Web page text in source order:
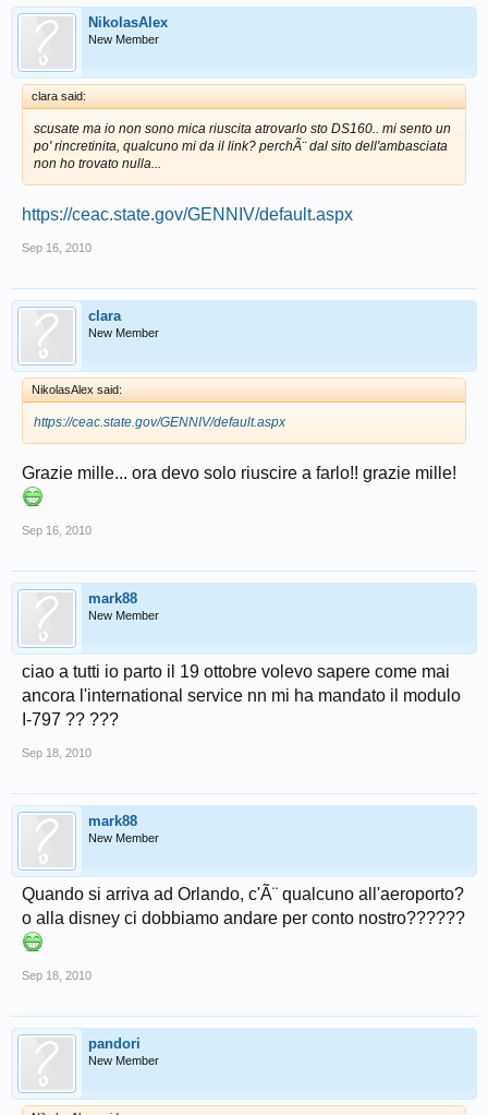
NikolasAlex
New Member
clara said:
scusate ma io non sono mica riuscita atrovarlo sto DS160.. mi sento un
po' rincretinita, qualcuno mi da il link? perchÃ¨ dal sito dell'ambasciata
non ho trovato nulla...
https://ceac.state.gov/GENNIV/default.aspx
Sep 16, 2010
clara
New Member
NikolasAlex said:
https://ceac.state.gov/GENNIV/default.aspx
Grazie mille... ora devo solo riuscire a farlo!! grazie mille!
Sep 16, 2010
mark88
New Member
ciao a tutti io parto il 19 ottobre volevo sapere come mai
ancora l'international service nn mi ha mandato il modulo
I-797 ?? ???
Sep 18, 2010
mark88
New Member
Quando si arriva ad Orlando, c'Ã¨ qualcuno all'aeroporto?
o alla disney ci dobbiamo andare per conto nostro??????
Sep 18, 2010
pandori
New Member